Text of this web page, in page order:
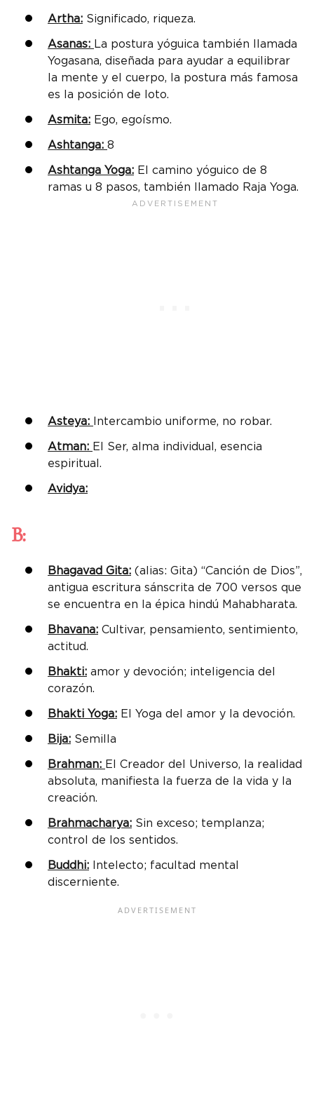
Artha: Significado, riqueza.
Asanas: La postura yóguica también llamada
Yogasana, diseñada para ayudar a equilibrar
la mente y el cuerpo, la postura más famosa
es la posición de loto.
Asmita: Ego, egoísmo.
Ashtanga: 8
Ashtanga Yoga: El camino yóguico de 8
ramas u 8 pasos, también llamado Raja Yoga.
Asteya: Intercambio uniforme, no robar.
Atman: El Ser, alma individual, esencia
espiritual.
Avidya:
B:
Bhagavad Gita: (alias: Gita) “Canción de Dios”,
antigua escritura sánscrita de 700 versos que
se encuentra en la épica hindú Mahabharata.
Bhavana: Cultivar, pensamiento, sentimiento,
actitud.
Bhakti: amor y devoción; inteligencia del
corazón.
Bhakti Yoga: El Yoga del amor y la devoción.
Bija: Semilla
Brahman: El Creador del Universo, la realidad
absoluta, manifiesta la fuerza de la vida y la
creación.
Brahmacharya: Sin exceso; templanza;
control de los sentidos.
Buddhi: Intelecto; facultad mental
discerniente.